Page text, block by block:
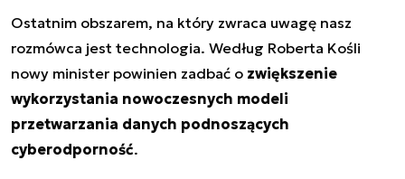
Ostatnim obszarem, na który zwraca uwagę nasz
rozmówca jest technologia. Według Roberta Kośli
nowy minister powinien zadbać o zwiększenie
wykorzystania nowoczesnych modeli
przetwarzania danych podnoszących
cyberodporność.